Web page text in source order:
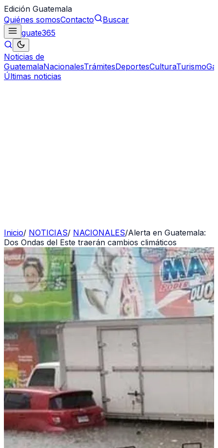
Edición Guatemala
Quiénes somosContacto
Buscar
guate365
Noticias de
GuatemalaNacionalesTrámitesDeportesCulturaTurismo
Últimas noticias
Inicio/ NOTICIAS/ NACIONALES/Alerta en Guatemala:
Dos Ondas del Este traerán cambios climáticos